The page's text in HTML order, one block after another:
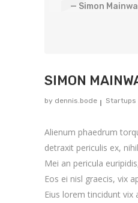
— Simon
SIMON
by dennis.bode Startups
Alienum phaedrum
detraxit periculis ex,
Mei an pericula
Eos ei nisl graecis, vix
Eius lorem tincidunt vix